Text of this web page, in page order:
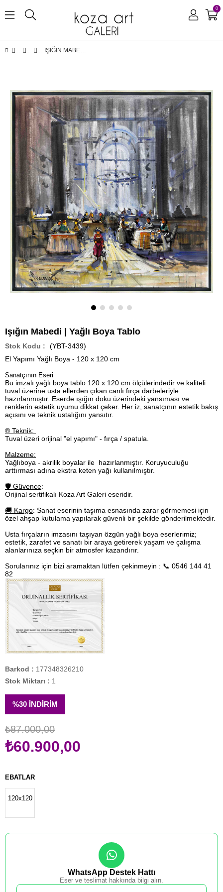
0
IŞIĞIN MABEDI | YAĞLI BOYA TABLO
Işığın Mabedi | Yağlı Boya Tablo
(YBT-3439)
El Yapımı Yağlı Boya - 120 x 120 cm
Sanatçının Eseri
Bu imzalı yağlı boya tablo 120 x 120 cm ölçülerindedir ve kaliteli
tuval üzerine usta ellerden çıkan canlı fırça darbeleriyle
hazırlanmıştır. Eserde ışığın doku üzerindeki yansıması ve
renklerin estetik uyumu dikkat çeker. Her iz, sanatçının estetik bakış
açısını ve teknik ustalığını yansıtır.
® Teknik:
Tuval üzeri orijinal "el yapımı" - fırça / spatula.
Malzeme:
Yağlıboya - akrilik boyalar ile hazırlanmıştır. Koruyuculuğu
arttırması adına ekstra keten yağı kullanılmıştır.
🛡️ Güvence:
Orijinal sertifikalı Koza Art Galeri eseridir.
🚚 Kargo: Sanat eserinin taşıma esnasında zarar görmemesi için
özel ahşap kutulama yapılarak güvenli bir şekilde gönderilmektedir.
Usta fırçaların imzasını taşıyan özgün yağlı boya eserlerimiz;
estetik, zarafet ve sanatı bir araya getirerek yaşam ve çalışma
alanlarınıza seçkin bir atmosfer kazandırır.
Sorularınız için bizi aramaktan lütfen çekinmeyin : 📞 0546 144 41
82
Barkod : 177348326210
Stok Miktarı : 1
%30 İNDIRIM
₺87.000,00
₺60.900,00
EBATLAR
120x120
WhatsApp Destek Hattı
Eser ve teslimat hakkında bilgi alın.